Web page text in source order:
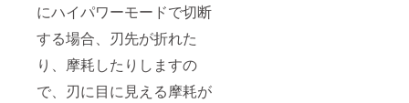
にハイパワーモードで切断
する場合、刃先が折れた
り、摩耗したりしますの
で、刃に目に見える摩耗が